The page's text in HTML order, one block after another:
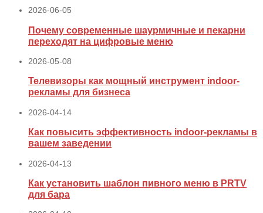
2026-06-05
Почему современные шаурмичные и пекарни
переходят на цифровые меню
2026-05-08
Телевизоры как мощный инструмент indoor-
рекламы для бизнеса
2026-04-14
Как повысить эффективность indoor-рекламы в
вашем заведении
2026-04-13
Как установить шаблон пивного меню в PRTV
для бара